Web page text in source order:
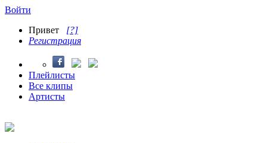
Войти
Привет [?]
Регистрация
Плейлисты
Все клипы
Артисты